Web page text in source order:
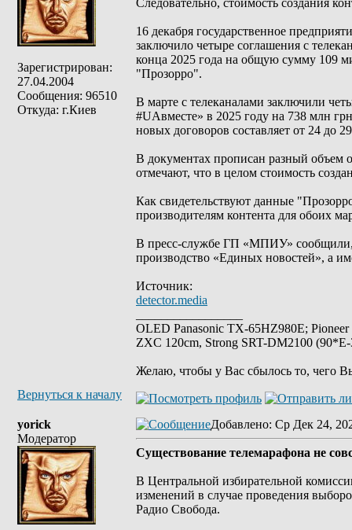
Зарегистрирован:
27.04.2004
Сообщения: 96510
Откуда: г.Киев
Следовательно, стоимость создания
16 декабря государственное
заключило четыре соглашения с
конца 2025 года на общую сумму 109
"Прозорро".
В марте с телеканалами заключили
#UAвместе» в 2025 году на 738 млн
новых договоров составляет от 24 до
В документах прописан разный объем
отмечают, что в целом стоимость
Как свидетельствуют данные
производителям контента для обоих
В пресс-службе ГП «МПИУ»
производство «Единых новостей», а
Источник:
detector.media
OLED Panasonic TX-65HZ980E;
ZXC 120cm, Strong SRT-DM2100
Желаю, чтобы у Вас сбылось то, чего
Вернуться к началу
yorick
Модератор
Добавлено: Ср Дек 24,
Существование телемарафона не
В Центральной избирательной
изменений в случае проведения
Радио Свобода.